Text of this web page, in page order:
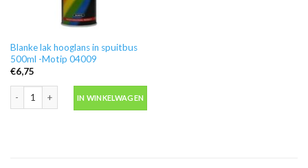
Blanke lak hooglans in spuitbus
500ml -Motip 04009
€6,75
Blanke lak hooglans in spuitbus 500ml -Motip 04009 aantal
IN WINKELWAGEN